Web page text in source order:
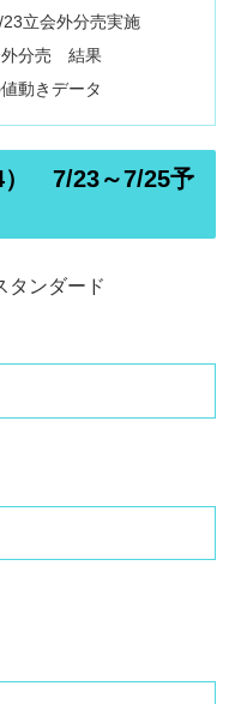
立会外分売実施
外分売 結果
動きデータ
） 7/23～7/25予
タンダード